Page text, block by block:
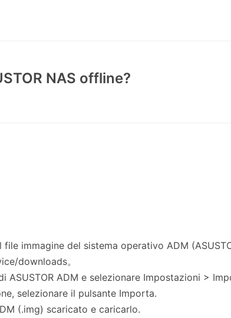
NAS offline?
immagine del sistema operativo ADM
downloads。
ASUSTOR ADM e selezionare Impostazioni >
selezionare il pulsante Importa.
(.img) scaricato e caricarlo.